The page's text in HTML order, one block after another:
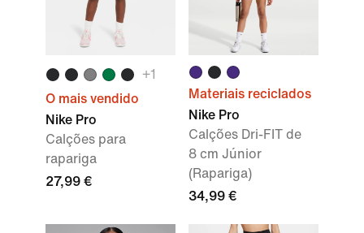
+1
O mais vendido
Nike Pro
Calções para
rapariga
27,99 €
Materiais reciclados
Nike Pro
Calções Dri-FIT de
8 cm Júnior
(Rapariga)
34,99 €